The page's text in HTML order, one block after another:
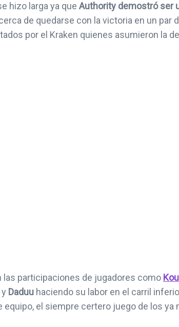
hizo larga ya que Authority demostró ser
de quedarse con la victoria en un
por el Kraken quienes asumieron la
las participaciones de jugadores como
Daduu haciendo su labor en el carril
equipo, el siempre certero juego de los ya